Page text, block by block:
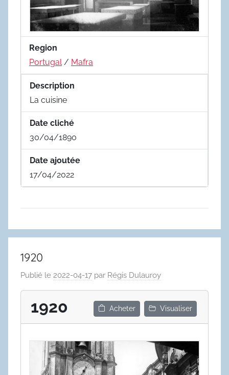
Region
Portugal / Mafra
Description
La cuisine
Date cliché
30/04/1890
Date ajoutée
17/04/2022
1920
Publié le 2022-04-17 par Régis Dulauroy
1920 Acheter Visualiser